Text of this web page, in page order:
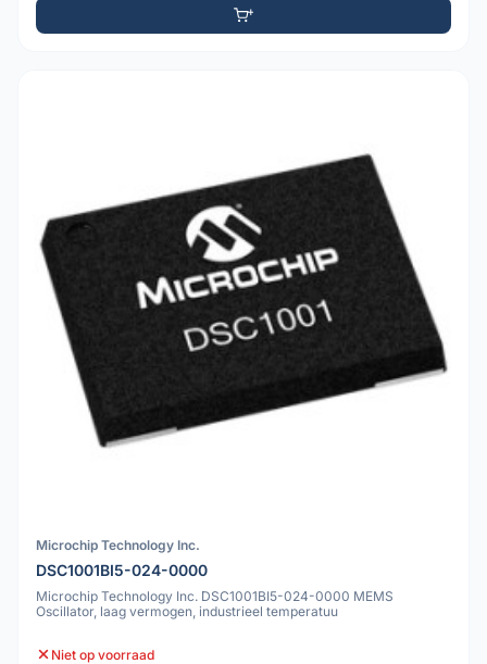
Microchip Technology Inc.
DSC1001BI5-024-0000
Microchip Technology Inc. DSC1001BI5-024-0000 MEMS
Oscillator, laag vermogen, industrieel temperatuu
Niet op voorraad